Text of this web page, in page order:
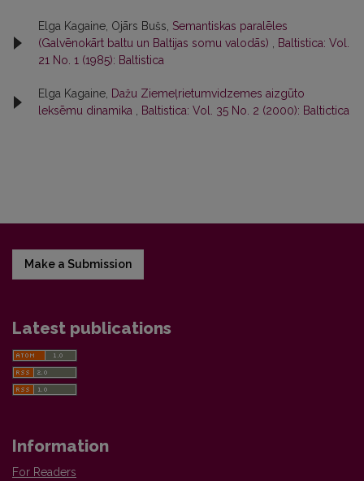
Elga Kagaine, Ojārs Bušs, Semantiskas paralēles
(Galvēnokārt baltu un Baltijas somu valodās)
Baltistica: Vol.
21 No. 1 (1985): Baltistica
Elga Kagaine, Dažu Ziemeļrietumvidzemes aizgūto
leksēmu dinamika
Baltistica: Vol. 35 No. 2 (2000): Baltictica
Make a Submission
Latest publications
Information
For Readers